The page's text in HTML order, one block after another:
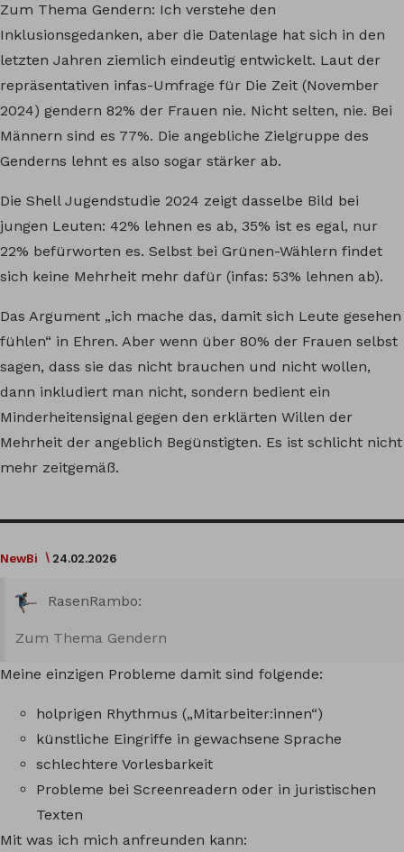
Zum Thema Gendern: Ich verstehe den
Inklusionsgedanken, aber die Datenlage hat sich in den
letzten Jahren ziemlich eindeutig entwickelt. Laut der
repräsentativen infas-Umfrage für Die Zeit (November
2024) gendern 82% der Frauen nie. Nicht selten, nie. Bei
Männern sind es 77%. Die angebliche Zielgruppe des
Genderns lehnt es also sogar stärker ab.
Die Shell Jugendstudie 2024 zeigt dasselbe Bild bei
jungen Leuten: 42% lehnen es ab, 35% ist es egal, nur
22% befürworten es. Selbst bei Grünen-Wählern findet
sich keine Mehrheit mehr dafür (infas: 53% lehnen ab).
Das Argument „ich mache das, damit sich Leute gesehen
fühlen“ in Ehren. Aber wenn über 80% der Frauen selbst
sagen, dass sie das nicht brauchen und nicht wollen,
dann inkludiert man nicht, sondern bedient ein
Minderheitensignal gegen den erklärten Willen der
Mehrheit der angeblich Begünstigten. Es ist schlicht nicht
mehr zeitgemäß.
NewBi 24.02.2026
RasenRambo:
Zum Thema Gendern
Meine einzigen Probleme damit sind folgende:
holprigen Rhythmus („Mitarbeiter:innen“)
künstliche Eingriffe in gewachsene Sprache
schlechtere Vorlesbarkeit
Probleme bei Screenreadern oder in juristischen
Texten
Mit was ich mich anfreunden kann: